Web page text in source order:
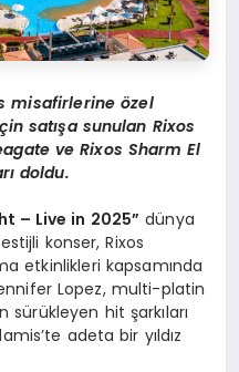
misafirlerineözel
satışa sunulan Rixos
ve Rixos Sharm El
doldu.
– Live in 2025” dünya
konser, Rixos
etkinlikleri kapsamında
Lopez, multi-platin
hit şarkıları
adeta bir yıldız